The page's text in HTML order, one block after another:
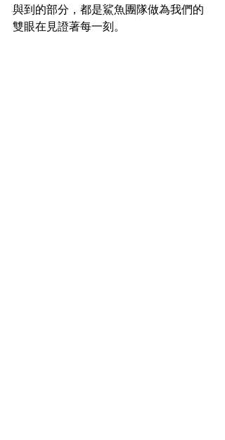
與到的部分，都是鯊魚團隊做為我們的
雙眼在見證著每一刻。